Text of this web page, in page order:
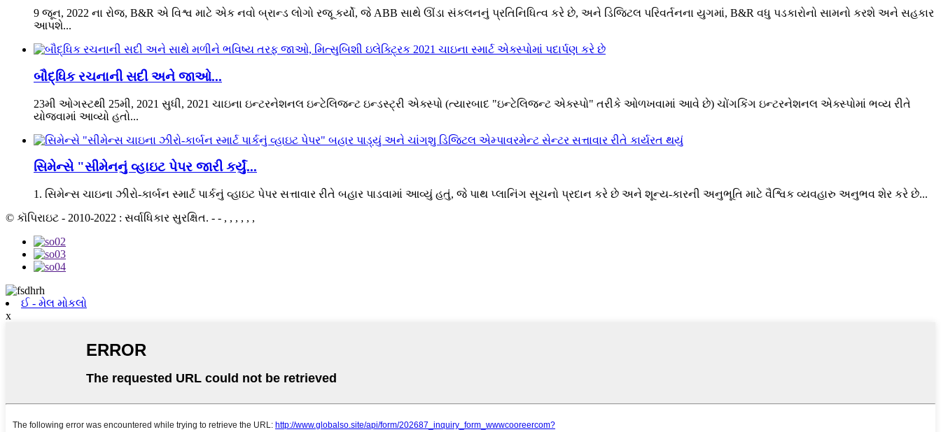
9 જૂન, 2022 ના રોજ, B&R એ વિશ્વ માટે એક નવો બ્રાન્ડ લોગો રજૂ કર્યો, જે ABB સાથે ઊંડા સંકલનનું પ્રતિનિધિત્વ કરે છે, અને ડિજિટલ પરિવર્તનના યુગમાં, B&R વધુ પડકારોનો સામનો કરશે અને સહકાર
આપશે...
બૌદ્ધિક રચનાની સદી અને જાઓ...
23મી ઓગસ્ટથી 25મી, 2021 સુધી, 2021 ચાઇના ઇન્ટરનેશનલ ઇન્ટેલિજન્ટ ઇન્ડસ્ટ્રી એક્સ્પો (ત્યારબાદ "ઇન્ટેલિજન્ટ એક્સ્પો" તરીકે ઓળખવામાં આવે છે) ચોંગકિંગ ઇન્ટરનેશનલ એક્સ્પોમાં ભવ્ય રીતે
યોજવામાં આવ્યો હતો...
સિમેન્સે "સીમેનનું વ્હાઇટ પેપર જારી કર્યું...
1. સિમેન્સ ચાઇના ઝીરો-કાર્બન સ્માર્ટ પાર્કનું વ્હાઇટ પેપર સત્તાવાર રીતે બહાર પાડવામાં આવ્યું હતું, જે પાથ પ્લાનિંગ સૂચનો પ્રદાન કરે છે અને શૂન્ય-કારની અનુભૂતિ માટે વૈશ્વિક વ્યવહારુ અનુભવ શેર કરે છે...
© કૉપિરાઇટ - 2010-2022 : સર્વાધિકાર સુરક્ષિત. - - , , , , , ,
ઈ - મેલ મોકલો
x